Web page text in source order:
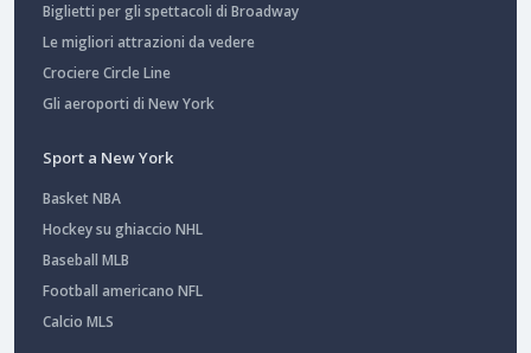
Biglietti per gli spettacoli di Broadway
Le migliori attrazioni da vedere
Crociere Circle Line
Gli aeroporti di New York
Sport a New York
Basket NBA
Hockey su ghiaccio NHL
Baseball MLB
Football americano NFL
Calcio MLS